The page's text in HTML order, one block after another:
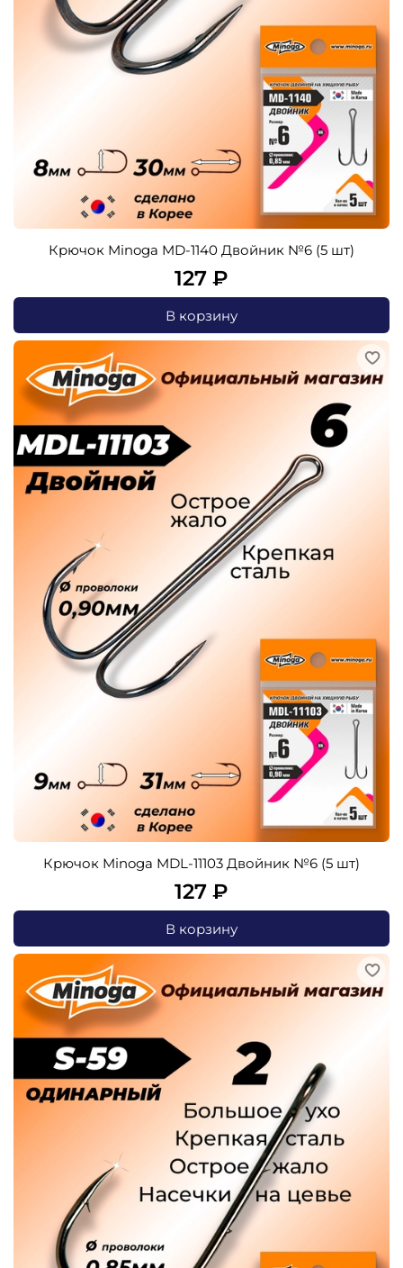
Крючок Minoga MD-1140 Двойник №6 (5 шт)
127 ₽
В корзину
Крючок Minoga MDL-11103 Двойник №6 (5 шт)
127 ₽
В корзину